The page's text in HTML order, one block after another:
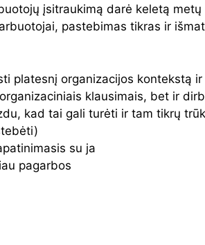
įsitraukimą darė keletą metų
pastebimas tikras ir
platesnį organizacijos kontekstą ir
klausimais, bet ir
kad tai gali turėti ir tam tikrų
su ja
pagarbos